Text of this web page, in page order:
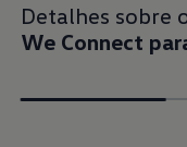
Detalhes sobre
We Connect